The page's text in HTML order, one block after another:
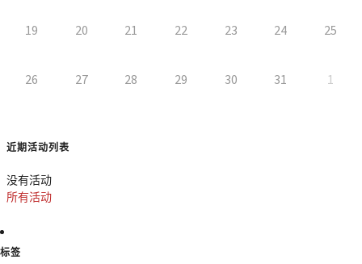
19 20 21 22 23 24 25
26 27 28 29 30 31 1
近期活动列表
没有活动
所有活动
标签